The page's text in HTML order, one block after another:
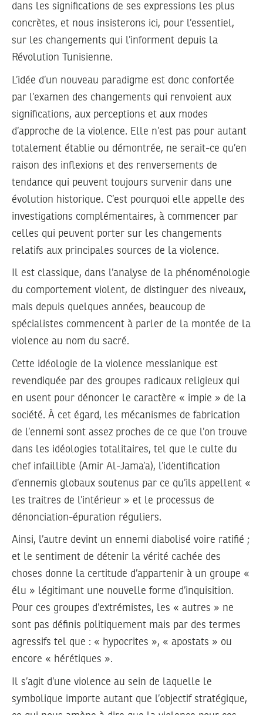
dans les significations de ses expressions les plus
concrètes, et nous insisterons ici, pour l’essentiel,
sur les changements qui l’informent depuis la
Révolution Tunisienne.
L’idée d’un nouveau paradigme est donc confortée
par l’examen des changements qui renvoient aux
significations, aux perceptions et aux modes
d’approche de la violence. Elle n’est pas pour autant
totalement établie ou démontrée, ne serait-ce qu’en
raison des inflexions et des renversements de
tendance qui peuvent toujours survenir dans une
évolution historique. C’est pourquoi elle appelle des
investigations complémentaires, à commencer par
celles qui peuvent porter sur les changements
relatifs aux principales sources de la violence.
Il est classique, dans l’analyse de la phénoménologie
du comportement violent, de distinguer des niveaux,
mais depuis quelques années, beaucoup de
spécialistes commencent à parler de la montée de la
violence au nom du sacré.
Cette idéologie de la violence messianique est
revendiquée par des groupes radicaux religieux qui
en usent pour dénoncer le caractère « impie » de la
société. À cet égard, les mécanismes de fabrication
de l’ennemi sont assez proches de ce que l’on trouve
dans les idéologies totalitaires, tel que le culte du
chef infaillible (Amir Al-Jama’a), l’identification
d’ennemis globaux soutenus par ce qu’ils appellent «
les traitres de l’intérieur » et le processus de
dénonciation-épuration réguliers.
Ainsi, l’autre devint un ennemi diabolisé voire ratifié ;
et le sentiment de détenir la vérité cachée des
choses donne la certitude d’appartenir à un groupe «
élu » légitimant une nouvelle forme d’inquisition.
Pour ces groupes d’extrémistes, les « autres » ne
sont pas définis politiquement mais par des termes
agressifs tel que : « hypocrites », « apostats » ou
encore « hérétiques ».
Il s’agit d’une violence au sein de laquelle le
symbolique importe autant que l’objectif stratégique,